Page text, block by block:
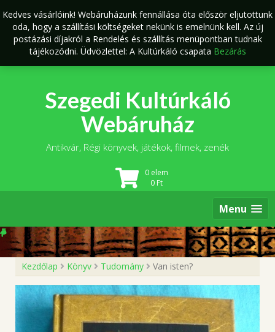
to
content
Szegedi Kultúrkáló
Webáruház
Antikvár, Régi könyvek, játékok, filmek, zenék
0 elem
0 Ft
Menu
Kezdőlap Könyv Tudomány Van isten?
Kedves vásárlóink! Webáruházunk fennállása óta először eljutottunk
oda, hogy a szállítási költségeket nekünk is emelnünk kell. Az új
postázási díjakról a Rendelés és szállítás menüpontban tudnak
tájékozódni. Üdvözlettel: A Kultúrkáló csapata Bezárás